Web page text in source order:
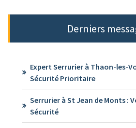
Derniers
Expert Serrurier à Thaon-les-
Sécurité Prioritaire
Serrurier à St Jean de Monts :
Sécurité